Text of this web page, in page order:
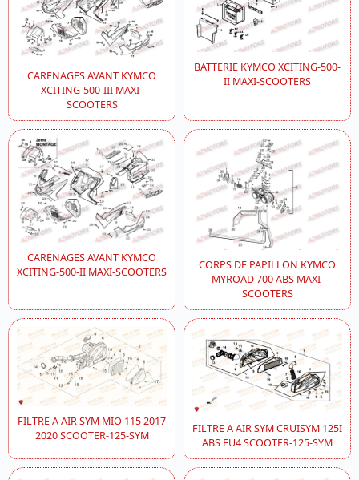
CARENAGES AVANT KYMCO
XCITING-500-III MAXI-
SCOOTERS
BATTERIE KYMCO XCITING-500-
II MAXI-SCOOTERS
CARENAGES AVANT KYMCO
XCITING-500-II MAXI-SCOOTERS
CORPS DE PAPILLON KYMCO
MYROAD 700 ABS MAXI-
SCOOTERS
FILTRE A AIR SYM MIO 115 2017
2020 SCOOTER-125-SYM
FILTRE A AIR SYM CRUISYM 125I
ABS EU4 SCOOTER-125-SYM